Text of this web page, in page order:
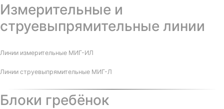
Измерительные и
струевыпрямительные линии
Линии измерительные МИГ-ИЛ
Линии струевыпрямительные МИГ-Л
Блоки гребёнок